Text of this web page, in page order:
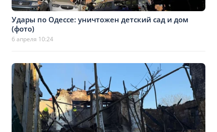
Удары по Одессе: уничтожен детский сад и дом
(фото)
6 апреля 10:24